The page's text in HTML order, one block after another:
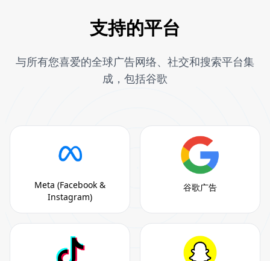
支持的平台
与所有您喜爱的全球广告网络、社交和搜索平台集
成，包括谷歌
Meta (Facebook &
Instagram)
谷歌广告